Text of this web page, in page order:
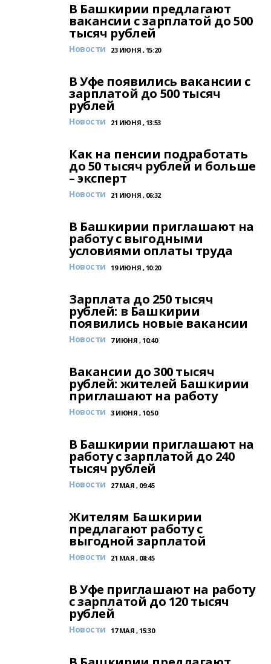
В Башкирии предлагают
вакансии с зарплатой до 500
тысяч рублей
Новости 23 ИЮНЯ , 15:20
В Уфе появились вакансии с
зарплатой до 500 тысяч
рублей
Новости 21 ИЮНЯ , 13:53
Как на пенсии подработать
до 50 тысяч рублей и больше
– эксперт
Новости 21 ИЮНЯ , 06:32
В Башкирии приглашают на
работу с выгодными
условиями оплаты труда
Новости 19 ИЮНЯ , 10:20
Зарплата до 250 тысяч
рублей: в Башкирии
появились новые вакансии
Новости 7 ИЮНЯ , 10:40
Вакансии до 300 тысяч
рублей: жителей Башкирии
приглашают на работу
Новости 3 ИЮНЯ , 10:50
В Башкирии приглашают на
работу с зарплатой до 240
тысяч рублей
Новости 27 МАЯ , 09:45
Жителям Башкирии
предлагают работу с
выгодной зарплатой
Новости 21 МАЯ , 08:45
В Уфе приглашают на работу
с зарплатой до 120 тысяч
рублей
Новости 17 МАЯ , 15:30